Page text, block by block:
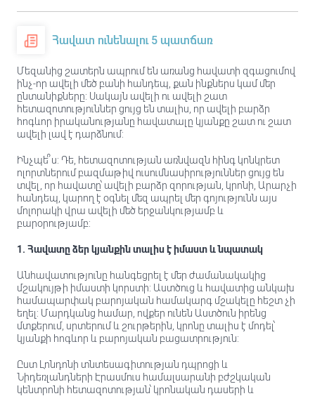
Հավատ ունենալու 5 պատճառ
Մեզանից շատերն ապրում են առանց հավատի զգացումով
ինչ-որ ավելի մեծ բանի հանդեպ, քան ինքներս կամ մեր
ընտանիքները: Սակայն ավելի ու ավելի շատ
հետազոտություններ ցույց են տալիս, որ ավելի բարձր
հոգևոր իրականությանը հավատալը կյանքը շատ ու շատ
ավելի լավ է դարձնում:
Ինչպե՞ս: Դե, հետազոտության առնվազն հինգ կոնկրետ
ոլորտներում բազմաթիվ ուսումնասիրություններ ցույց են
տվել, որ հավատը՝ ավելի բարձր զորության, կրոնի, Արարչի
հանդեպ, կարող է օգնել մեզ ապրել մեր գոյությունն այս
մոլորակի վրա ավելի մեծ երջանկությամբ և
բարօրությամբ:
1. Հավատը ձեր կյանքին տալիս է իմաստ և նպատակ
Անհավատությունը հանգեցրել է մեր ժամանակակից
մշակույթի իմաստի կորստի: Աստծուց և հավատից անկախ
համապարփակ բարոյական համակարգ մշակելը հեշտ չի
եղել: Մարդկանց համար, ովքեր ունեն Աստծուն իրենց
մտքերում, սրտերում և շուրթերին, կրոնը տալիս է մոդել՝
կյանքի հոգևոր և բարոյական բացատրություն:
Ըստ Լոնդոնի տնտեսագիտության դպրոցի և
Նիդեռլանդների Էրասմուս համալսարանի բժշկական
կենտրոնի հետազոտության՝ կրոնական դասերի և